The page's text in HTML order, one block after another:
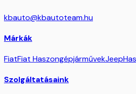
kbauto@kbautoteam.hu
Márkák
FiatFiat HaszongépjárművekJeep
Szolgáltatásaink